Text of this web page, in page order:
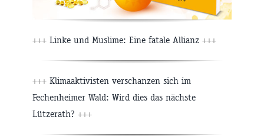
+++ Linke und Muslime: Eine fatale Allianz +++
+++ Klimaaktivisten verschanzen sich im
Fechenheimer Wald: Wird dies das nächste
Lützerath? +++